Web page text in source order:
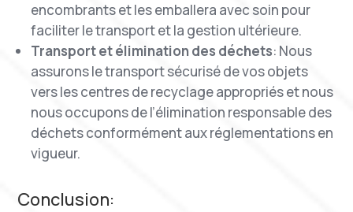
encombrants et les emballera avec soin pour
faciliter le transport et la gestion ultérieure.
Transport et élimination des déchets: Nous
assurons le transport sécurisé de vos objets
vers les centres de recyclage appropriés et nous
nous occupons de l’élimination responsable des
déchets conformément aux réglementations en
vigueur.
Conclusion: